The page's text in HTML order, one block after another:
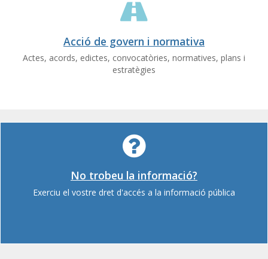
Acció de govern i normativa
Actes, acords, edictes, convocatòries, normatives, plans i
estratègies
No trobeu la informació?
Exerciu el vostre dret d'accés a la informació pública